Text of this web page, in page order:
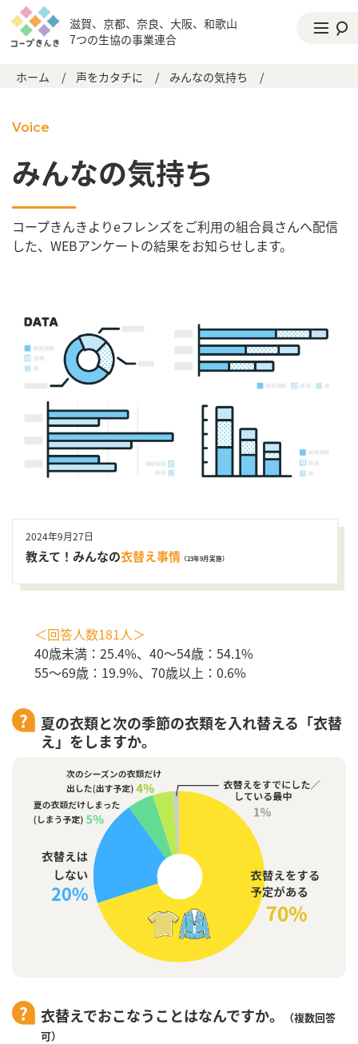
滋賀、京都、奈良、大阪、和歌山
7つの生協の事業連合
ホーム / 声をカタチに / みんなの気持ち /
Voice
みんなの気持ち
コープきんきよりeフレンズをご利用の組合員さんへ配信
した、WEBアンケートの結果をお知らせします。
2024年9月27日
教えて！みんなの衣替え事情 （23年9月実施）
＜回答人数181人＞
40歳未満：25.4%、40～54歳：54.1%
55～69歳：19.9%、70歳以上：0.6%
夏の衣類と次の季節の衣類を入れ替える「衣替
え」をしますか。
衣替えでおこなうことはなんですか。
（複数回答
可）